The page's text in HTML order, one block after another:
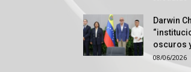
Darwin
oscuros
08/06/2026